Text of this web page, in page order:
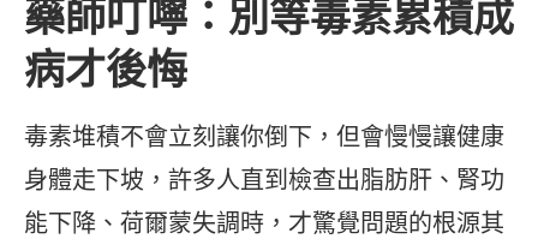
藥師叮嚀：別等毒素累積成
病才後悔
毒素堆積不會立刻讓你倒下，但會慢慢讓健康
身體走下坡，許多人直到檢查出脂肪肝、腎功
能下降、荷爾蒙失調時，才驚覺問題的根源其